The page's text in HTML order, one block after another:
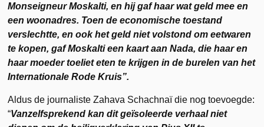
Monseigneur Moskalti, en hij gaf haar wat geld mee en
een woonadres. Toen de economische toestand
verslechtte, en ook het geld niet volstond om eetwaren
te kopen, gaf Moskalti een kaart aan Nada, die haar en
haar moeder toeliet eten te krijgen in de burelen van het
Internationale Rode Kruis”.
Aldus de journaliste Zahava Schachnaï die nog toevoegde:
“Vanzelfsprekend kan dit geïsoleerde verhaal niet